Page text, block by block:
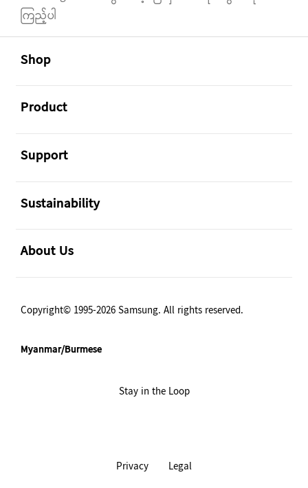
ကြည့်ပါ
Shop
Product
Support
Sustainability
About Us
Copyright© 1995-2026 Samsung. All rights reserved.
Myanmar/Burmese
Privacy Legal
Stay in the Loop